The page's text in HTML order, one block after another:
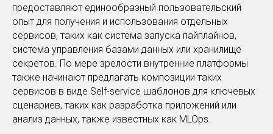
предоставляют единообразный пользовательский
опыт для получения и использования отдельных
сервисов, таких как система запуска пайплайнов,
система управления базами данных или хранилище
секретов. По мере зрелости внутренние платформы
также начинают предлагать композиции таких
сервисов в виде Self-service шаблонов для ключевых
сценариев, таких как разработка приложений или
анализ данных, также известных как MLOps.